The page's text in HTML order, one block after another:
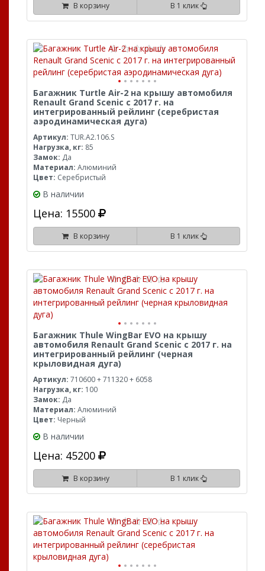
В корзину В 1 клик
Багажник Turtle Air-2 на крышу автомобиля
Renault Grand Scenic с 2017 г. на
интегрированный рейлинг (серебристая
аэродинамическая дуга)
Артикул: TUR.A2.106.S
Нагрузка, кг: 85
Замок: Да
Материал: Алюминий
Цвет: Серебристый
В наличии
Цена: 15500
В корзину В 1 клик
Багажник Thule WingBar EVO на крышу
автомобиля Renault Grand Scenic с 2017 г. на
интегрированный рейлинг (черная
крыловидная дуга)
Артикул: 710600 + 711320 + 6058
Нагрузка, кг: 100
Замок: Да
Материал: Алюминий
Цвет: Черный
В наличии
Цена: 45200
В корзину В 1 клик